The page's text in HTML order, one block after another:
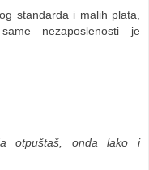
standarda i malih plata,
nezaposlenosti je
otpuštaš, onda lako i